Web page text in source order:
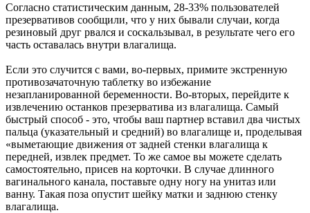
Согласно статистическим данным, 28-33% пользователей
презервативов сообщили, что у них бывали случаи, когда
резиновый друг рвался и соскальзывал, в результате чего его
часть оставалась внутри влагалища.
Если это случится с вами, во-первых, примите экстренную
противозачаточную таблетку во избежание
незапланированной беременности. Во-вторых, перейдите к
извлечению останков презерватива из влагалища. Самый
быстрый способ - это, чтобы ваш партнер вставил два чистых
пальца (указательный и средний) во влагалище и, проделывая
«выметающие движения от задней стенки влагалища к
передней, извлек предмет. То же самое вы можете сделать
самостоятельно, присев на корточки. В случае длинного
вагинального канала, поставьте одну ногу на унитаз или
ванну. Такая поза опустит шейку матки и заднюю стенку
влагалища.